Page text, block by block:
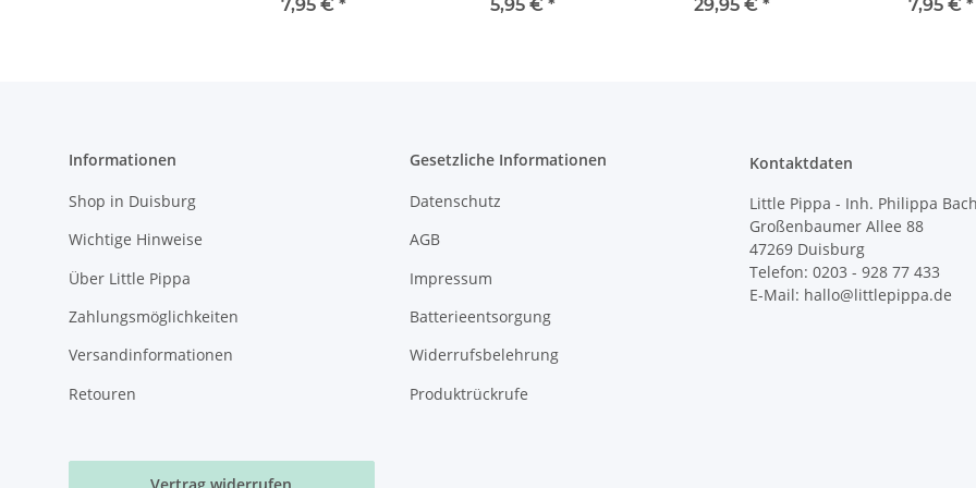
7,95 € *
5,95 € * 29,95 € * 7,95 € *
Informationen
Shop in Duisburg
Wichtige Hinweise
Über Little Pippa
Zahlungsmöglichkeiten
Versandinformationen
Retouren
Gesetzliche Informationen
Datenschutz
AGB
Impressum
Batterieentsorgung
Widerrufsbelehrung
Produktrückrufe
Kontaktdaten
Little Pippa - Inh. Philippa Bach
Großenbaumer Allee 88
47269 Duisburg
Telefon: 0203 - 928 77 433
E-Mail: hallo@littlepippa.de